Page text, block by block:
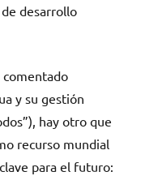
desarrollo
comentado
y su gestión
hay otro que
recurso mundial
para el futuro: